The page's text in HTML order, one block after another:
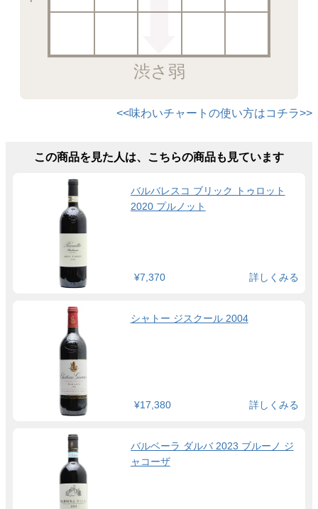
渋さ弱
<<味わいチャートの使い方はコチラ>>
この商品を見た人は、こちらの商品も見ています
バルバレスコ ブリック トゥロット
2020 プルノット
¥7,370 詳しくみる
シャトー ジスクール 2004
¥17,380 詳しくみる
バルベーラ ダルバ 2023 ブルーノ ジ
ャコーザ